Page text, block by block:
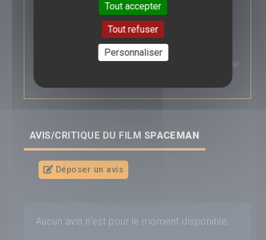
choses avec sa femme Lenka (Carey
Mulligan), il reçoit l'aide d'une mystérieuse
créature vieille comme le monde qui se
cachait dans les entrailles de son vaisseau :
Hanus (doublé par Paul Dano en VO) va
épauler Jakub pour comprendre ce qui cloche
AVIS/CRITIQUE DU FILM SPACEMAN
Déposer un avis
Aucun avis n'est pour le moment disponible.
Tout accepter
Tout refuser
Personnaliser